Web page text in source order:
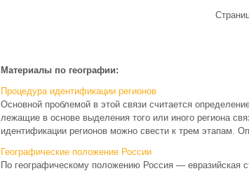
Материалы по географии:
Процедура идентификации регионов
Основной проблемой в этой связи считается
лежащие в основе выделения того или иного региона
идентификации регионов можно свести к трем этапам.
Географические положение России
По географическому положению Россия — евразийская